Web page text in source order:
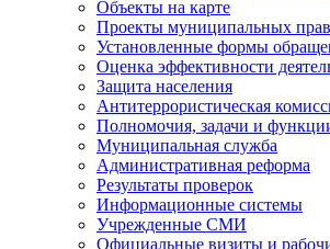
Объекты на карте
Проекты муниципальных
Установленные формы
Оценка эффективности
Защита населения
Антитеррористическая
Полномочия, задачи и
Муниципальная служба
Административная реформа
Результаты проверок
Информационные системы
Учрежденные СМИ
Официальные визиты и